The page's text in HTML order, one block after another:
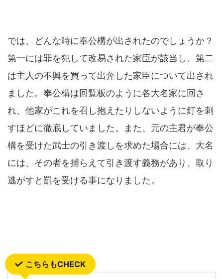
では、どんな時に奉公構が出されたのでしょうか？
第一には罪を犯して改易された家臣が該当し、第二
は主人の不興を買って出奔した家臣について出され
ました。奉公構は回覧板のように各大名家に回さ
れ、他家がこれを召し抱えたりしないように釘を刺
すほどに徹底していました。また、元の主君が奉公
構を受けた武士の引き渡しを求めた場合には、大名
には、その者を捕らえて引き渡す義務があり、取り
逃がすと罰を受ける事になりました。
こちらもCHECK